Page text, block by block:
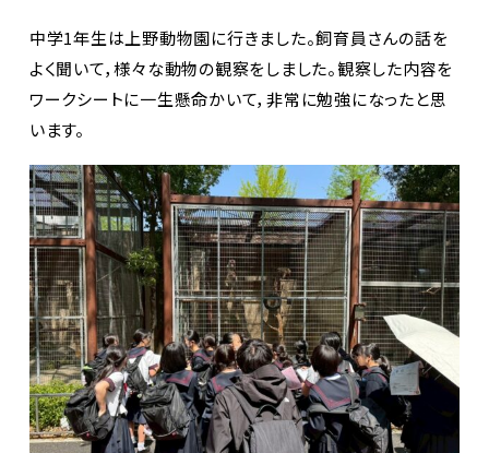
中学1年生は上野動物園に行きました。飼育員さんの話を
よく聞いて，様々な動物の観察をしました。観察した内容を
ワークシートに一生懸命かいて，非常に勉強になったと思
います。